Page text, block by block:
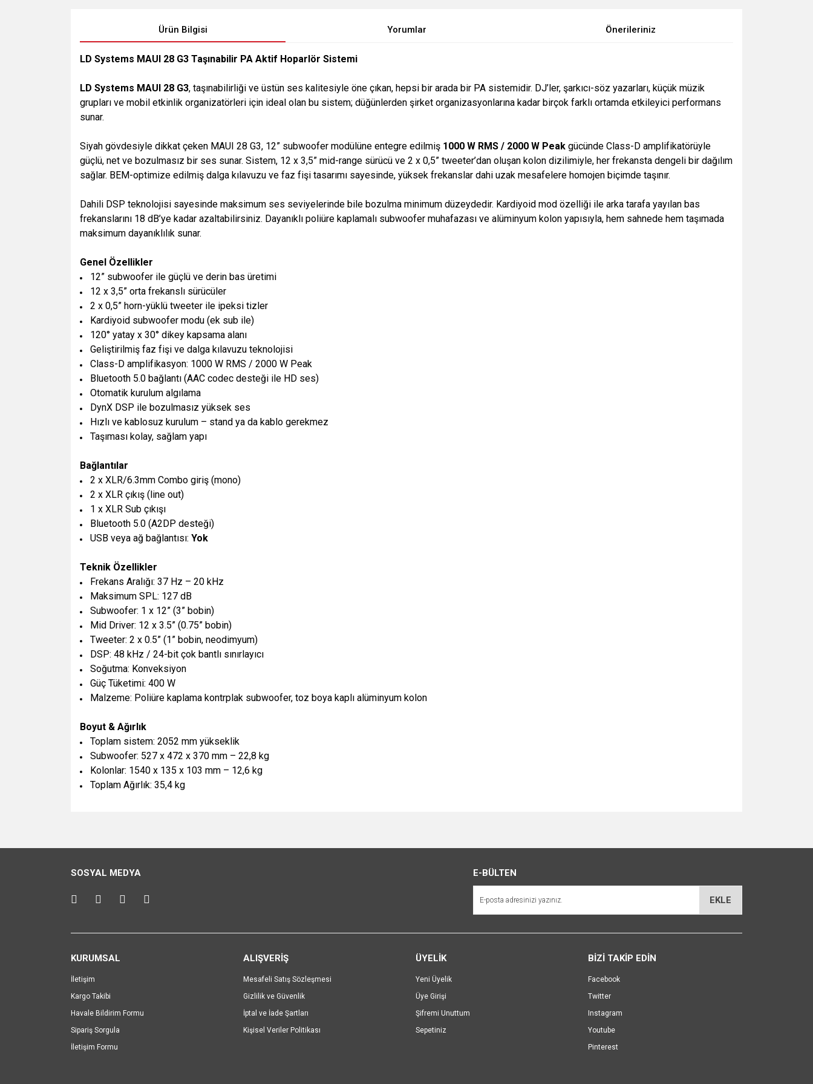
Ürün Bilgisi Yorumlar Önerileriniz
LD Systems MAUI 28 G3 Taşınabilir PA Aktif Hoparlör Sistemi
LD Systems MAUI 28 G3, taşınabilirliği ve üstün ses kalitesiyle öne çıkan, hepsi bir arada bir PA sistemidir. DJ’ler, şarkıcı-söz yazarları, küçük müzik
grupları ve mobil etkinlik organizatörleri için ideal olan bu sistem; düğünlerden şirket organizasyonlarına kadar birçok farklı ortamda etkileyici performans
sunar.
Siyah gövdesiyle dikkat çeken MAUI 28 G3, 12” subwoofer modülüne entegre edilmiş 1000 W RMS / 2000 W Peak gücünde Class-D amplifikatörüyle
güçlü, net ve bozulmasız bir ses sunar. Sistem, 12 x 3,5” mid-range sürücü ve 2 x 0,5” tweeter’dan oluşan kolon dizilimiyle, her frekansta dengeli bir dağılım
sağlar. BEM-optimize edilmiş dalga kılavuzu ve faz fişi tasarımı sayesinde, yüksek frekanslar dahi uzak mesafelere homojen biçimde taşınır.
Dahili DSP teknolojisi sayesinde maksimum ses seviyelerinde bile bozulma minimum düzeydedir. Kardiyoid mod özelliği ile arka tarafa yayılan bas
frekanslarını 18 dB’ye kadar azaltabilirsiniz. Dayanıklı poliüre kaplamalı subwoofer muhafazası ve alüminyum kolon yapısıyla, hem sahnede hem taşımada
maksimum dayanıklılık sunar.
Genel Özellikler
12” subwoofer ile güçlü ve derin bas üretimi
12 x 3,5” orta frekanslı sürücüler
2 x 0,5” horn-yüklü tweeter ile ipeksi tizler
Kardiyoid subwoofer modu (ek sub ile)
120° yatay x 30° dikey kapsama alanı
Geliştirilmiş faz fişi ve dalga kılavuzu teknolojisi
Class-D amplifikasyon: 1000 W RMS / 2000 W Peak
Bluetooth 5.0 bağlantı (AAC codec desteği ile HD ses)
Otomatik kurulum algılama
DynX DSP ile bozulmasız yüksek ses
Hızlı ve kablosuz kurulum – stand ya da kablo gerekmez
Taşıması kolay, sağlam yapı
Bağlantılar
2 x XLR/6.3mm Combo giriş (mono)
2 x XLR çıkış (line out)
1 x XLR Sub çıkışı
Bluetooth 5.0 (A2DP desteği)
USB veya ağ bağlantısı: Yok
Teknik Özellikler
Frekans Aralığı: 37 Hz – 20 kHz
Maksimum SPL: 127 dB
Subwoofer: 1 x 12” (3” bobin)
Mid Driver: 12 x 3.5” (0.75” bobin)
Tweeter: 2 x 0.5” (1” bobin, neodimyum)
DSP: 48 kHz / 24-bit çok bantlı sınırlayıcı
Soğutma: Konveksiyon
Güç Tüketimi: 400 W
Malzeme: Poliüre kaplama kontrplak subwoofer, toz boya kaplı alüminyum kolon
Boyut & Ağırlık
Toplam sistem: 2052 mm yükseklik
Subwoofer: 527 x 472 x 370 mm – 22,8 kg
Kolonlar: 1540 x 135 x 103 mm – 12,6 kg
Toplam Ağırlık: 35,4 kg
Ürün açıklamasında eksik bilgiler bulunuyor.
SOSYAL MEDYA E-BÜLTEN
EKLE
KURUMSAL
İletişim
Kargo Takibi
Havale Bildirim Formu
Sipariş Sorgula
İletişim Formu
ALIŞVERİŞ
Mesafeli Satış Sözleşmesi
Gizlilik ve Güvenlik
İptal ve İade Şartları
Kişisel Veriler Politikası
ÜYELİK
Yeni Üyelik
Üye Girişi
Şifremi Unuttum
Sepetiniz
BİZİ TAKİP EDİN
Facebook
Twitter
Instagram
Youtube
Pinterest